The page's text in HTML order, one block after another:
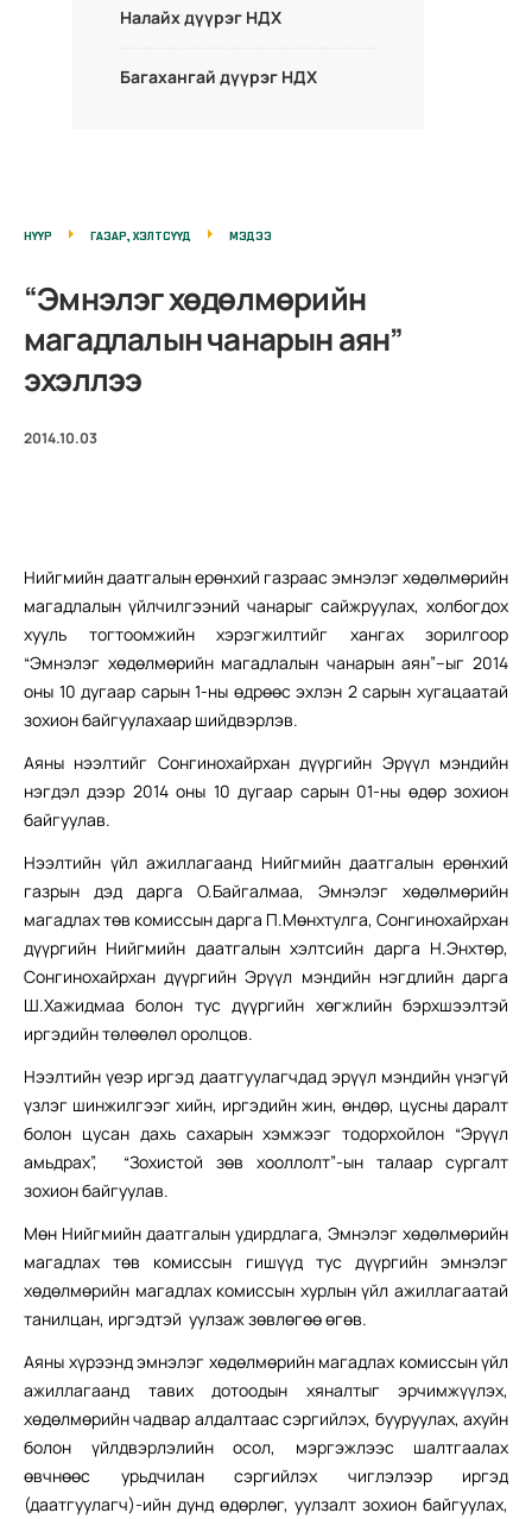
Налайх дүүрэг НДХ
Багахангай дүүрэг НДХ
НҮҮР ГАЗАР, ХЭЛТСҮҮД МЭДЭЭ
“Эмнэлэг хөдөлмөрийн
магадлалын чанарын аян”
эхэллээ
2014.10.03
Нийгмийн даатгалын ерөнхий газраас эмнэлэг хөдөлмөрийн
магадлалын үйлчилгээний чанарыг сайжруулах, холбогдох
хууль тогтоомжийн хэрэгжилтийг хангах зорилгоор
“Эмнэлэг хөдөлмөрийн магадлалын чанарын аян”–ыг 2014
оны 10 дугаар сарын 1-ны өдрөөс эхлэн 2 сарын хугацаатай
зохион байгуулахаар шийдвэрлэв.
Аяны нээлтийг Сонгинохайрхан дүүргийн Эрүүл мэндийн
нэгдэл дээр 2014 оны 10 дугаар сарын 01-ны өдөр зохион
байгуулав.
Нээлтийн үйл ажиллагаанд Нийгмийн даатгалын ерөнхий
газрын дэд дарга О.Байгалмаа, Эмнэлэг хөдөлмөрийн
магадлах төв комиссын дарга П.Мөнхтулга, Сонгинохайрхан
дүүргийн Нийгмийн даатгалын хэлтсийн дарга Н.Энхтөр,
Сонгинохайрхан дүүргийн Эрүүл мэндийн нэгдлийн дарга
Ш.Хажидмаа болон тус дүүргийн хөгжлийн бэрхшээлтэй
иргэдийн төлөөлөл оролцов.
Нээлтийн үеэр иргэд даатгуулагчдад эрүүл мэндийн үнэгүй
үзлэг шинжилгээг хийн, иргэдийн жин, өндөр, цусны даралт
болон цусан дахь сахарын хэмжээг тодорхойлон “Эрүүл
амьдрах”, “Зохистой зөв хооллолт”-ын талаар сургалт
зохион байгуулав.
Мөн Нийгмийн даатгалын удирдлага, Эмнэлэг хөдөлмөрийн
магадлах төв комиссын гишүүд тус дүүргийн эмнэлэг
хөдөлмөрийн магадлах комиссын хурлын үйл ажиллагаатай
танилцан, иргэдтэй уулзаж зөвлөгөө өгөв.
Аяны хүрээнд эмнэлэг хөдөлмөрийн магадлах комиссын үйл
ажиллагаанд тавих дотоодын хяналтыг эрчимжүүлэх,
хөдөлмөрийн чадвар алдалтаас сэргийлэх, бууруулах, ахуйн
болон үйлдвэрлэлийн осол, мэргэжлээс шалтгаалах
өвчнөөс урьдчилан сэргийлэх чиглэлээр иргэд
(даатгуулагч)-ийн дунд өдөрлөг, уулзалт зохион байгуулах,